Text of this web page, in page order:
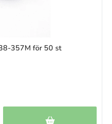
357M för 50 st